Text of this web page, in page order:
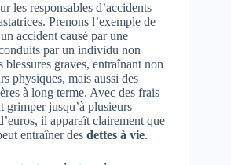
les responsables d’accidents
Prenons l’exemple de
accident causé par une
par un individu non
blessures graves, entraînant non
physiques, mais aussi des
à long terme. Avec des frais
grimper jusqu’à plusieurs
il apparaît clairement que
entraîner des dettes à vie.